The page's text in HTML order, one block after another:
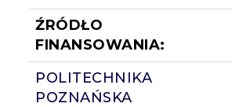
ŹRÓDŁO
FINANSOWANIA:
POLITECHNIKA
POZNAŃSKA